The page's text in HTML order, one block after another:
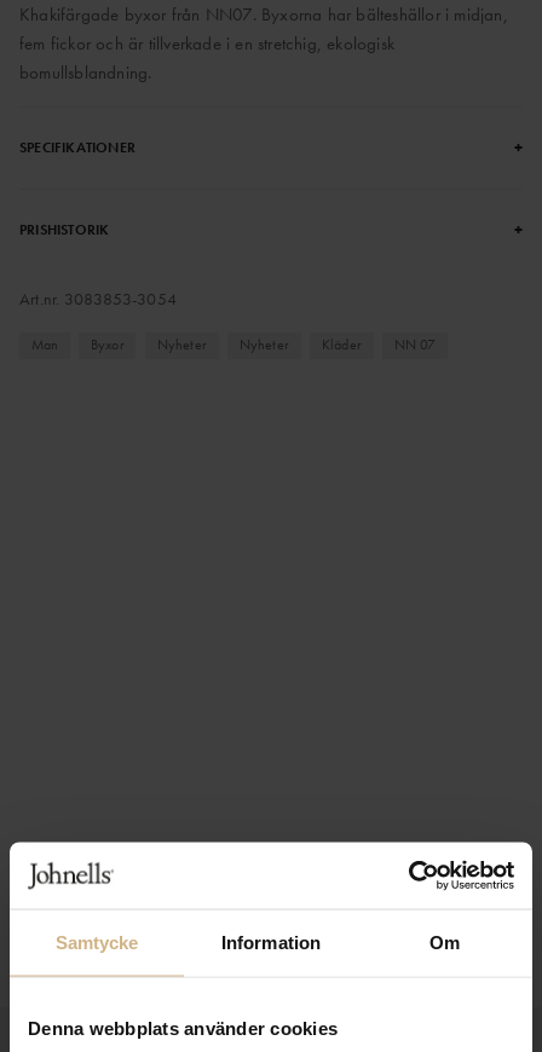
Samtycke Information Om
Denna webbplats använder cookies
Khakifärgade byxor från NN07. Byxorna har bälteshällor i midjan,
fem fickor och är tillverkade i en stretchig, ekologisk
bomullsblandning.
SPECIFIKATIONER +
PRISHISTORIK +
Art.nr. 3083853-3054
Man Byxor Nyheter Nyheter Kläder NN 07